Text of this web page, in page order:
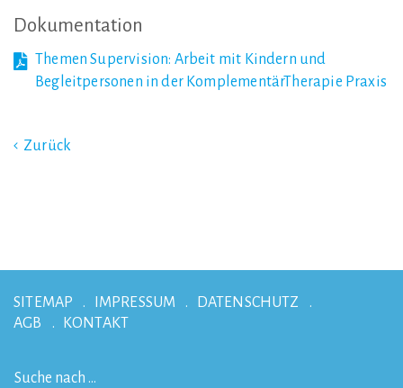
Dokumentation
Themen Supervision: Arbeit mit Kindern und
Begleitpersonen in der KomplementärTherapie Praxis
Zurück
SITEMAP IMPRESSUM
DATENSCHUTZ
AGB
KONTAKT